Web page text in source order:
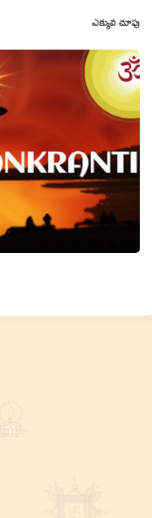
ఎక్కువ చూపు